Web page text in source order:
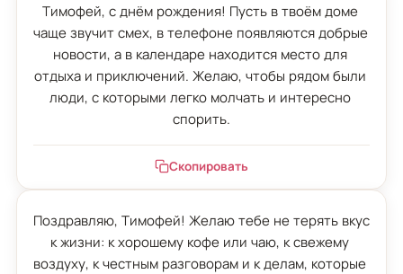
Тимофей, с днём рождения! Пусть в твоём доме
чаще звучит смех, в телефоне появляются добрые
новости, а в календаре находится место для
отдыха и приключений. Желаю, чтобы рядом были
люди, с которыми легко молчать и интересно
спорить.
Скопировать
Поздравляю, Тимофей! Желаю тебе не терять вкус
к жизни: к хорошему кофе или чаю, к свежему
воздуху, к честным разговорам и к делам, которые